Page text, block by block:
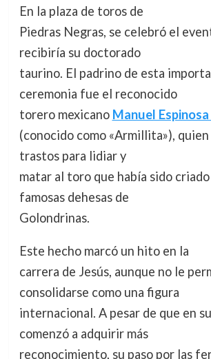
En la plaza de toros de
Piedras Negras, se celebró el
recibiría su doctorado
taurino. El padrino de esta
ceremonia fue el reconocido
torero mexicano Manuel
(conocido como «Armillita»),
trastos para lidiar y
matar al toro que había sido
famosas dehesas de
Golondrinas.
Este hecho marcó un hito en la
carrera de Jesús, aunque no le
consolidarse como una figura
internacional. A pesar de que en
comenzó a adquirir más
reconocimiento, su paso por las